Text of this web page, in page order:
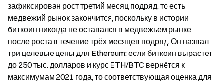
зафиксирован рост третий месяц подряд, то есть
медвежий рынок закончится, поскольку в истории
биткоин никогда не оставался в медвежьем рынке
после роста в течение трёх месяцев подряд. Он назвал
три целевые цены для Ethereum: если биткоин вырастет
до 250 тыс. долларов и курс ETH/BTC вернётся к
максимумам 2021 года, то соответствующая оценка для